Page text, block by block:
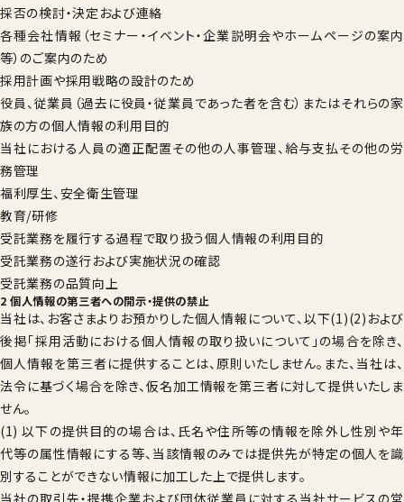
採否の検討・決定および連絡
各種会社情報（セミナー・イベント・企業説明会やホームページの案内
等）のご案内のため
採用計画や採用戦略の設計のため
役員、従業員（過去に役員・従業員であった者を含む）またはそれらの家
族の方の個人情報の利用目的
当社における人員の適正配置その他の人事管理、給与支払その他の労
務管理
福利厚生、安全衛生管理
教育/研修
受託業務を履行する過程で取り扱う個人情報の利用目的
受託業務の遂行および実施状況の確認
受託業務の品質向上
2 個人情報の第三者への開示・提供の禁止
当社は、お客さまよりお預かりした個人情報について、以下(1)(2)および
後掲「採用活動における個人情報の取り扱いについて」の場合を除き、
個人情報を第三者に提供することは、原則いたしません。また、当社は、
法令に基づく場合を除き、仮名加工情報を第三者に対して提供いたしま
せん。
(1) 以下の提供目的の場合は、氏名や住所等の情報を除外し性別や年
代等の属性情報にする等、当該情報のみでは提供先が特定の個人を識
別することができない情報に加工した上で提供します。
当社の取引先・提携企業および団体従業員に対する当社サービスの営